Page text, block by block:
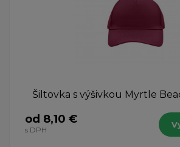
Šiltovka s výšivkou Myrtle
od 8,10 €
s DPH